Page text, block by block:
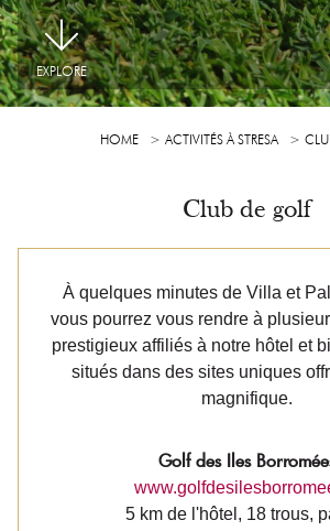
|
EXPLORE
HOME ACTIVITÉS À STRESA
Club de golf
À quelques minutes de Villa et
vous pourrez vous rendre à
prestigieux affiliés à notre hôtel et
situés dans des sites uniques
magnifique.
Golf des Iles
5 km de l'hôtel, 18 trous,